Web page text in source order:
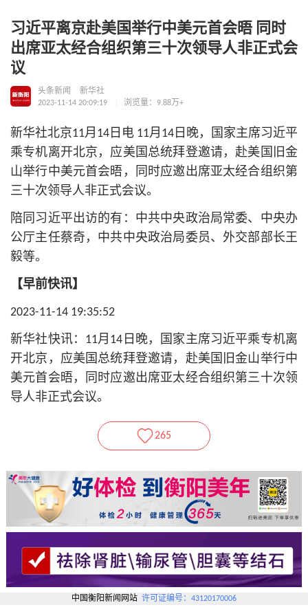
习近平离京赴美国举行中美元首会晤 同时
出席亚太经合组织第三十次领导人非正式会
议
头条新闻
新华社
2023-11-14 20:09:19
浏览量：9.88万+
新华社北京11月14日电 11月14日晚，国家主席习近平
乘专机离开北京，应美国总统拜登邀请，赴美国旧金
山举行中美元首会晤，同时应邀出席亚太经合组织第
三十次领导人非正式会议。
陪同习近平出访的有：中共中央政治局常委、中央办
公厅主任蔡奇，中共中央政治局委员、外交部部长王
毅等。
【早前快讯】
2023-11-14 19:35:52
新华社快讯：11月14日晚，国家主席习近平乘专机离
开北京，应美国总统拜登邀请，赴美国旧金山举行中
美元首会晤，同时应邀出席亚太经合组织第三十次领
导人非正式会议。
265
中国衡阳新闻网站 许可证编号：43120170006